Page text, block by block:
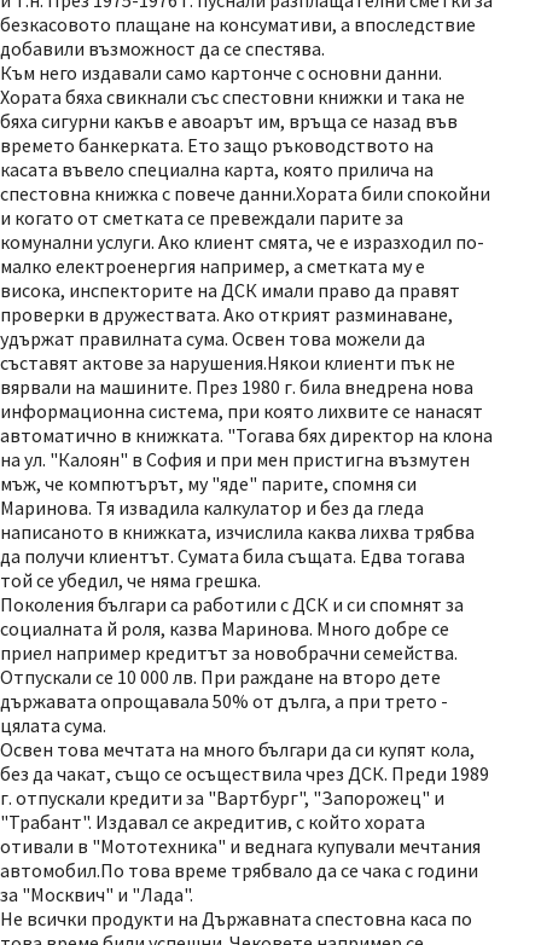
безкасовото плащане на консумативи, а впоследствие
добавили възможност да се спестява.
Към него издавали само картонче с основни данни.
Хората бяха свикнали със спестовни книжки и така не
бяха сигурни какъв е авоарът им, връща се назад във
времето банкерката. Ето защо ръководството на
касата въвело специална карта, която прилича на
спестовна книжка с повече данни.Хората били спокойни
и когато от сметката се превеждали парите за
комунални услуги. Ако клиент смята, че е изразходил по-
малко електроенергия например, а сметката му е
висока, инспекторите на ДСК имали право да правят
проверки в дружествата. Ако открият разминаване,
удържат правилната сума. Освен това можели да
съставят актове за нарушения.Някои клиенти пък не
вярвали на машините. През 1980 г. била внедрена нова
информационна система, при която лихвите се нанасят
автоматично в книжката. "Тогава бях директор на клона
на ул. "Калоян" в София и при мен пристигна възмутен
мъж, че компютърът, му "яде" парите, спомня си
Маринова. Тя извадила калкулатор и без да гледа
написаното в книжката, изчислила каква лихва трябва
да получи клиентът. Сумата била същата. Едва тогава
той се убедил, че няма грешка.
Поколения българи са работили с ДСК и си спомнят за
социалната й роля, казва Маринова. Много добре се
приел например кредитът за новобрачни семейства.
Отпускали се 10 000 лв. При раждане на второ дете
държавата опрощавала 50% от дълга, а при трето -
цялата сума.
Освен това мечтата на много българи да си купят кола,
без да чакат, също се осъществила чрез ДСК. Преди 1989
г. отпускали кредити за "Вартбург", "Запорожец" и
"Трабант". Издавал се акредитив, с който хората
отивали в "Мототехника" и веднага купували мечтания
автомобил.По това време трябвало да се чака с години
за "Москвич" и "Лада".
Не всички продукти на Държавната спестовна каса по